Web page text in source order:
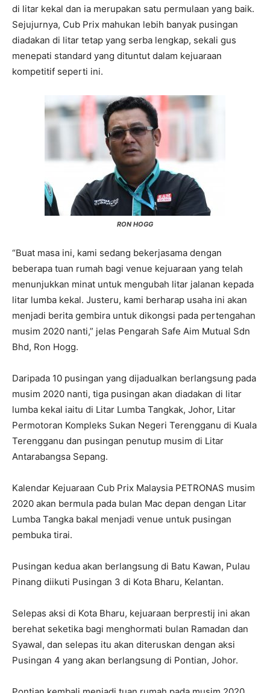
di litar kekal dan ia merupakan satu permulaan yang baik.
Sejujurnya, Cub Prix mahukan lebih banyak pusingan
diadakan di litar tetap yang serba lengkap, sekali gus
menepati standard yang dituntut dalam kejuaraan
kompetitif seperti ini.
RON HOGG
“Buat masa ini, kami sedang bekerjasama dengan
beberapa tuan rumah bagi venue kejuaraan yang telah
menunjukkan minat untuk mengubah litar jalanan kepada
litar lumba kekal. Justeru, kami berharap usaha ini akan
menjadi berita gembira untuk dikongsi pada pertengahan
musim 2020 nanti,” jelas Pengarah Safe Aim Mutual Sdn
Bhd, Ron Hogg.
Daripada 10 pusingan yang dijadualkan berlangsung pada
musim 2020 nanti, tiga pusingan akan diadakan di litar
lumba kekal iaitu di Litar Lumba Tangkak, Johor, Litar
Permotoran Kompleks Sukan Negeri Terengganu di Kuala
Terengganu dan pusingan penutup musim di Litar
Antarabangsa Sepang.
Kalendar Kejuaraan Cub Prix Malaysia PETRONAS musim
2020 akan bermula pada bulan Mac depan dengan Litar
Lumba Tangka bakal menjadi venue untuk pusingan
pembuka tirai.
Pusingan kedua akan berlangsung di Batu Kawan, Pulau
Pinang diikuti Pusingan 3 di Kota Bharu, Kelantan.
Selepas aksi di Kota Bharu, kejuaraan berprestij ini akan
berehat seketika bagi menghormati bulan Ramadan dan
Syawal, dan selepas itu akan diteruskan dengan aksi
Pusingan 4 yang akan berlangsung di Pontian, Johor.